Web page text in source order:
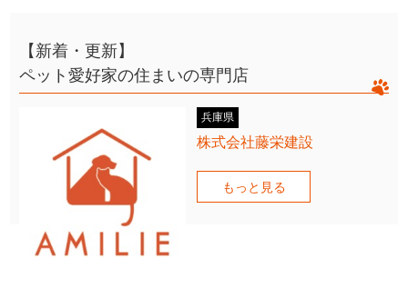
【新着・更新】
ペット愛好家の住まいの専門店
兵庫県
株式会社藤栄建設
もっと見る